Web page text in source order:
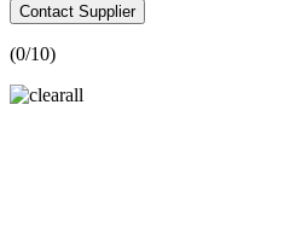
Contact Supplier
(0/10)